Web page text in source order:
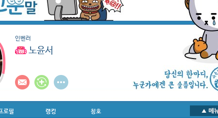
인벤러
노윤서
로필 랭킹 칭호